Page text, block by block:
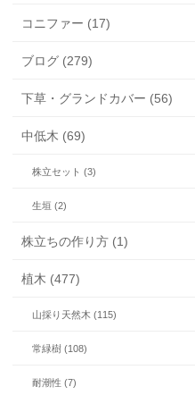
コニファー (17)
ブログ (279)
下草・グランドカバー (56)
中低木 (69)
株立セット (3)
生垣 (2)
株立ちの作り方 (1)
植木 (477)
山採り天然木 (115)
常緑樹 (108)
耐潮性 (7)